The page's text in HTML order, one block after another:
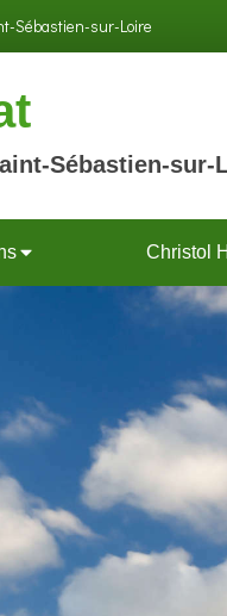
Sébastien-sur-Loire
Sébastien-sur-
Christol